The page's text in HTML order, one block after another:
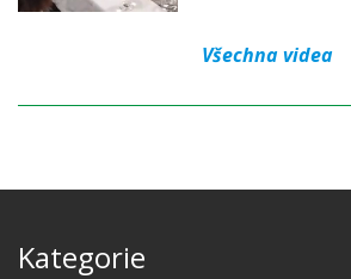
Všechna videa
Kategorie